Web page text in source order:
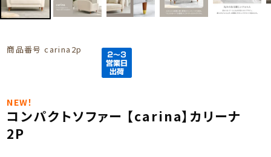
商品番号 carina2p
NEW！
コンパクトソファー 【carina】カリーナ
2P